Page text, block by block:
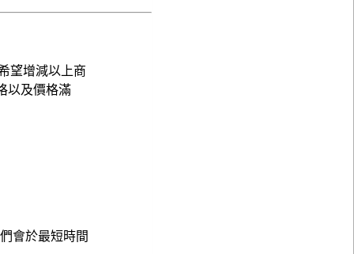
望增減以上商
以及價格滿
會於最短時間